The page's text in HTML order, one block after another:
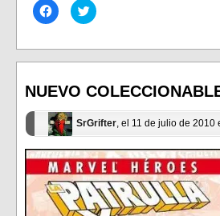
Haz
clic
en
(Se
en
una
nueva)
Haz
clic
en
(Se
en
una
nueva)
NUEVO
SrGrifter, el 11 de julio de 2010